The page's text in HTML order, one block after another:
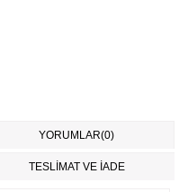
YORUMLAR(0)
TESLİMAT VE İADE